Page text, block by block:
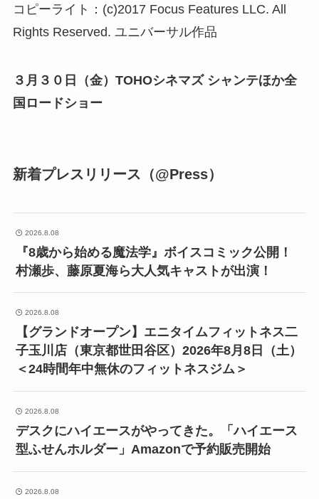
コピーライト：(c)2017 Focus Features LLC. All
Rights Reserved. ユニバーサル作品
３月３０日（金）TOHOシネマズ シャンテほか全
国ロードショー
新着プレスリリース（@Press）
2026.8.08
『8歳から始める魔法学』ボイスコミック公開！
村瀬歩、藤原夏海ら大人気キャストが出演！
2026.8.08
【グランドオープン】エニタイムフィットネス二
子玉川店（東京都世田谷区）2026年8月8日（土）
＜24時間年中無休のフィットネスジム＞
2026.8.08
デスクにハイエースがやってきた。「ハイエース
型ふせんホルダー」Amazonで予約販売開始
2026.8.08